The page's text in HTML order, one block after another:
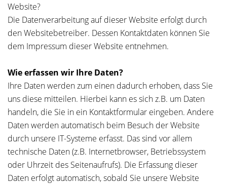
Website?
Die Datenverarbeitung auf dieser Website erfolgt durch
den Websitebetreiber. Dessen Kontaktdaten können Sie
dem Impressum dieser Website entnehmen.
Wie erfassen wir Ihre Daten?
Ihre Daten werden zum einen dadurch erhoben, dass Sie
uns diese mitteilen. Hierbei kann es sich z.B. um Daten
handeln, die Sie in ein Kontaktformular eingeben. Andere
Daten werden automatisch beim Besuch der Website
durch unsere IT-Systeme erfasst. Das sind vor allem
technische Daten (z.B. Internetbrowser, Betriebssystem
oder Uhrzeit des Seitenaufrufs). Die Erfassung dieser
Daten erfolgt automatisch, sobald Sie unsere Website